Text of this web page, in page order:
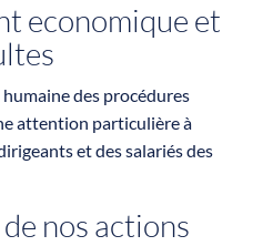
economique et
des procédures
attention particulière à
et des salariés des
nos actions